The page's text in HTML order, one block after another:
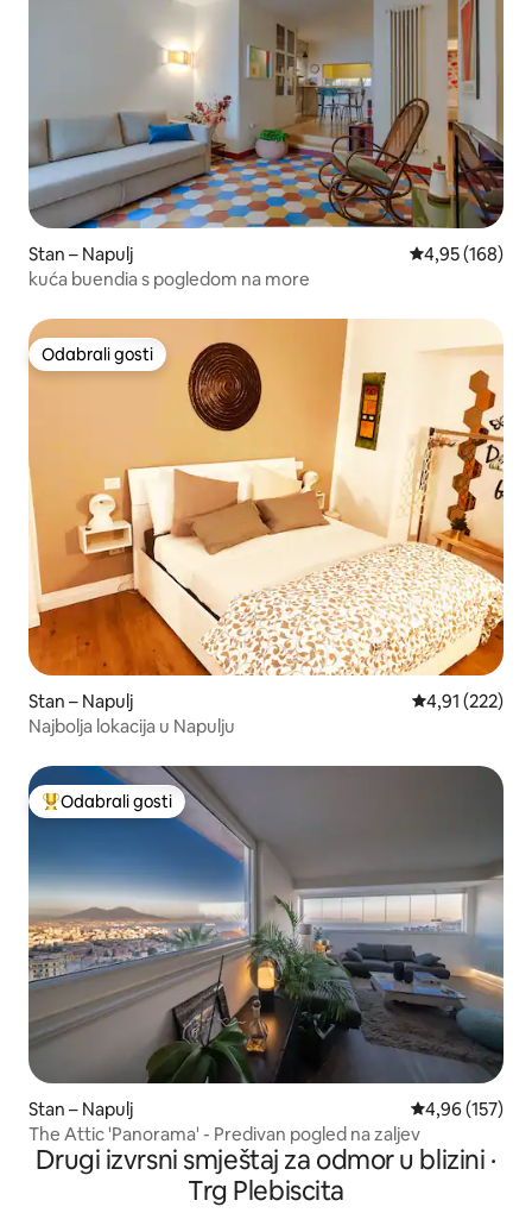
Stan – Napulj Prosječna
4,95 (168)
kuća buendia s pogledom na more
Odabrali gosti
Odabrali gosti
Stan – Napulj Prosječna
4,91 (222)
Najbolja lokacija u Napulju
Među najviše rangiranima s oznakom „Odabrali gosti”
Odabrali gosti
Stan – Napulj Prosječna
4,96 (157)
The Attic 'Panorama' - Predivan pogled na zaljev
Drugi izvrsni smještaj za odmor u blizini ·
Trg Plebiscita